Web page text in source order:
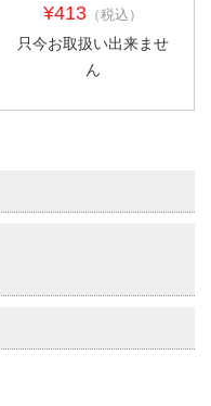
¥413（税込）
只今お取扱い出来ませ
ん